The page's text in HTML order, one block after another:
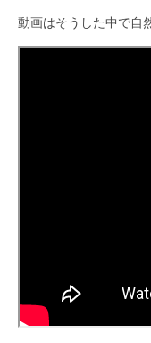
動画はそうした中で自